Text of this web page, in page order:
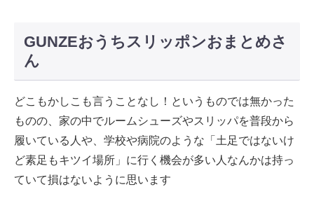
GUNZEおうちスリッポンおまとめさ
ん
どこもかしこも言うことなし！というものでは無かった
ものの、家の中でルームシューズやスリッパを普段から
履いている人や、学校や病院のような「土足ではないけ
ど素足もキツイ場所」に行く機会が多い人なんかは持っ
ていて損はないように思います